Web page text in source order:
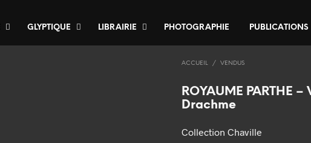
GLYPTIQUE LIBRAIRIE PHOTOGRAPHIE PUBLICATIONS
ACCUEIL / VENDUS
ROYAUME PARTHE –
Drachme
Collection Chaville